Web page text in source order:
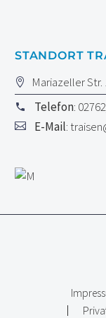
STANDORT
Mariazeller Str.
Telefon:
E-Mail: